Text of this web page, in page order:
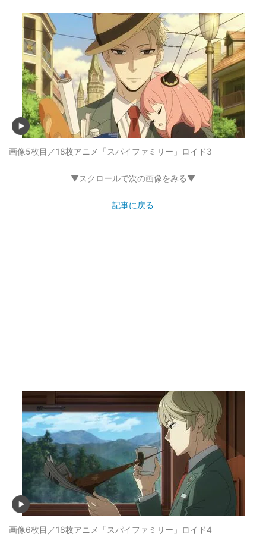
画像5枚目／18枚アニメ「スパイファミリー」ロイド3
▼スクロールで次の画像をみる▼
記事に戻る
画像6枚目／18枚アニメ「スパイファミリー」ロイド4